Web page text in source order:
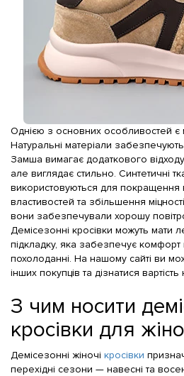
Однією з основних особливостей є
Натуральні матеріали забезпечують
Замша вимагає додаткового
але виглядає стильно. Синтетичні
використовуються для покращення
властивостей та збільшення
вони забезпечували хорошу
Демісезонні кросівки можуть мати
підкладку, яка забезпечує
похолоданні. На нашому сайті ви
інших покупців та дізнатися
З чим носити
кросівки для
Демісезонні жіночі кросівки
перехідні сезони — навесні та